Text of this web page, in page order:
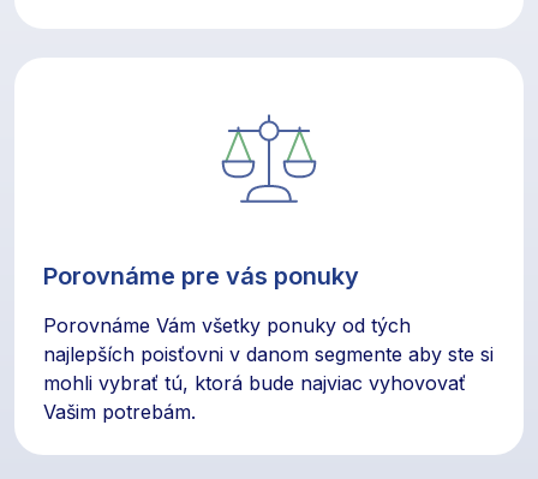
Porovnáme pre vás ponuky
Porovnáme Vám všetky ponuky od tých
najlepších poisťovni v danom segmente aby ste si
mohli vybrať tú, ktorá bude najviac vyhovovať
Vašim potrebám.